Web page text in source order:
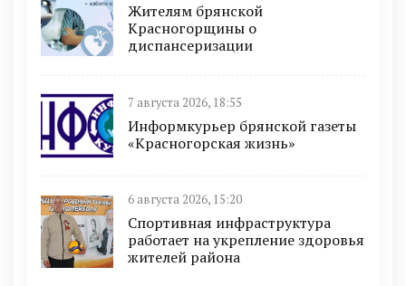
Жителям брянской
Красногорщины о
диспансеризации
7 августа 2026, 18:55
Информкурьер брянской газеты
«Красногорская жизнь»
6 августа 2026, 15:20
Спортивная инфраструктура
работает на укрепление здоровья
жителей района